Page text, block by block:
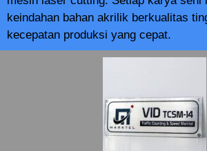
keindahan bahan akrilik berkualitas
kecepatan produksi yang cepat.